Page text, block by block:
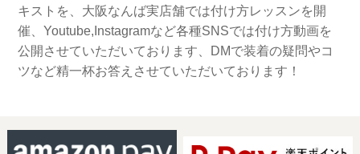
キストを、大阪なんば実店舗では付け方レッスンを開
催、Youtube,Instagramなど各種SNSでは付け方動画を
公開させていただいております、DMで装着の疑問やコ
ツなど精一杯お答えさせていただいております！